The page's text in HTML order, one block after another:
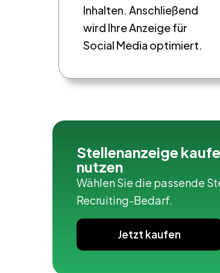
Inhalten. Anschließend
wird Ihre Anzeige für
Social Media optimiert.
Stellenanzeige
nutzen
Wählen Sie die passende
Recruiting-Bedarf.
Jetzt kaufen